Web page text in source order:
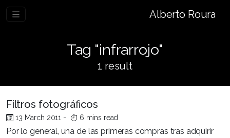
Alberto Roura
Tag "infrarrojo"
1 result
Filtros fotográficos
13 March 2011 - 6 mins read
Por lo general, una de las primeras compras tras adquirir